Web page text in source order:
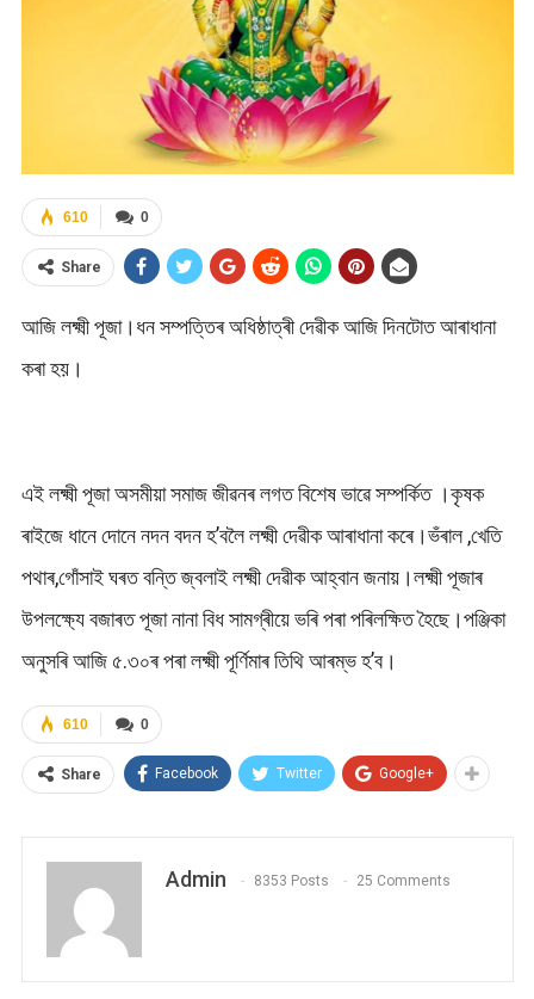
0
610
Share
আজি লক্ষ্মী পূজা।ধন সম্পত্তিৰ অধিষ্ঠাত্ৰী দেৱীক আজি দিনটোত আৰাধানা
কৰা হয়।
এই লক্ষ্মী পূজা অসমীয়া সমাজ জীৱনৰ লগত বিশেষ ভাৱে সম্পৰ্কিত ।কৃষক
ৰাইজে ধানে দোনে নদন বদন হ’বলৈ লক্ষ্মী দেৱীক আৰাধানা কৰে।ভঁৰাল ,খেতি
পথাৰ,গোঁসাই ঘৰত বন্তি জ্বলাই লক্ষ্মী দেৱীক আহ্বান জনায়।লক্ষ্মী পূজাৰ
উপলক্ষ্যে বজাৰত পূজা নানা বিধ সামগ্ৰীয়ে ভৰি পৰা পৰিলক্ষিত হৈছে।পঞ্জিকা
অনুসৰি আজি ৫.৩০ৰ পৰা লক্ষ্মী পূৰ্ণিমাৰ তিথি আৰম্ভ হ’ব।
0
610
Share Facebook Twitter Google+
Admin 8353 Posts 25 Comments